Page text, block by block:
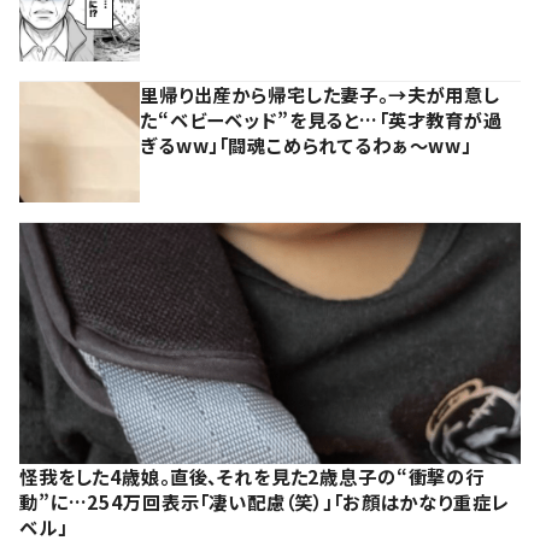
里帰り出産から帰宅した妻子。→夫が用意し
た“ベビーベッド”を見ると…「英才教育が過
ぎるww」「闘魂こめられてるわぁ～ww」
怪我をした4歳娘。直後、それを見た2歳息子の“衝撃の行
動”に…254万回表示「凄い配慮（笑）」「お顔はかなり重症レ
ベル」